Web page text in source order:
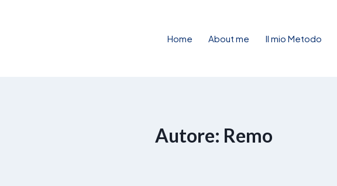
Home About me Il mio Metodo
Autore: Remo